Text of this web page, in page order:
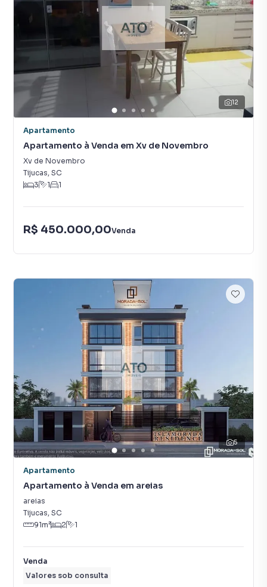
12
Apartamento
Apartamento à Venda em Xv de Novembro
Xv de Novembro
Tijucas, SC
3
1 1
R$ 450.000,00Venda
5
Apartamento
Apartamento à Venda em areias
areias
Tijucas, SC
91m² 2 1
Venda
Valores sob consulta